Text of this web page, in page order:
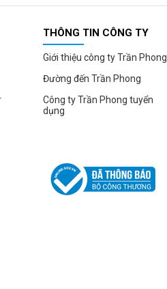
THÔNG TIN CÔNG TY
Giới thiệu công ty Trần Phong
Đường đến Trần Phong
Công ty Trần Phong tuyển
dụng